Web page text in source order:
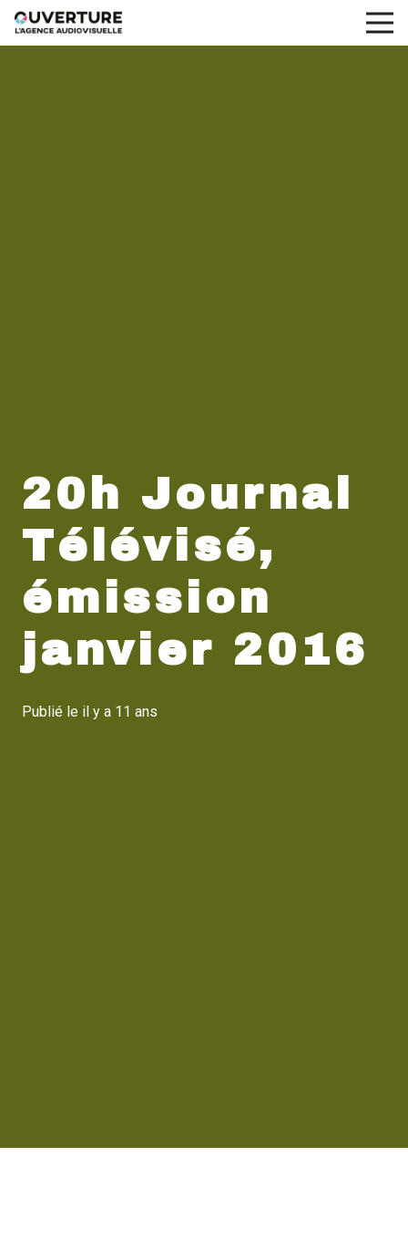
20h Journal
Télévisé,
émission
janvier 2016
Publié le il y a 11 ans